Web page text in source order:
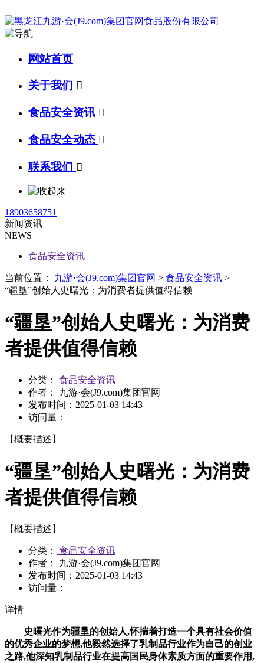
网站首页
关于我们 
食品安全资讯 
食品安全动态 
联系我们 
18903658751
新闻资讯
NEWS
食品安全资讯
当前位置： 九游·会(J9.com)集团官网 > 食品安全资讯 >
“疆垦”创始人史曙光：为消费者提供值得信赖
“疆垦”创始人史曙光：为消费
者提供值得信赖
分类：
食品安全资讯
作者： 九游·会(J9.com)集团官网
发布时间： 2025-01-03 14:43
访问量：
【概要描述】
“疆垦”创始人史曙光：为消费
者提供值得信赖
【概要描述】
分类：
食品安全资讯
作者： 九游·会(J9.com)集团官网
发布时间： 2025-01-03 14:43
访问量：
详情
史曙光作为疆垦的创始人,怀揣着打造一个具有社会价值
的优秀企业的梦想,他毅然选择了乳制品行业作为自己的创业
之路,他深知乳制品行业在提高国民身体素质方面的重要作用,